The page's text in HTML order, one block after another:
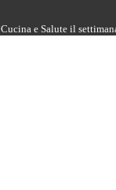
Cucina e Salute il